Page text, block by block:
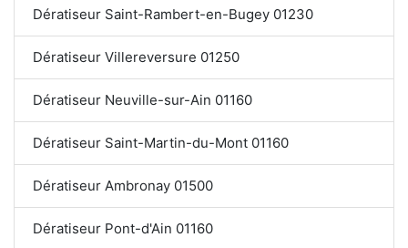
Dératiseur Saint-Rambert-en-Bugey 01230
Dératiseur Villereversure 01250
Dératiseur Neuville-sur-Ain 01160
Dératiseur Saint-Martin-du-Mont 01160
Dératiseur Ambronay 01500
Dératiseur Pont-d'Ain 01160